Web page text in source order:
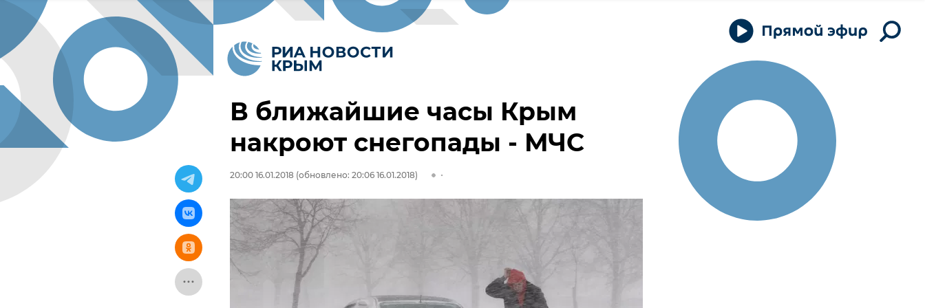
В ближайшие часы Крым
накроют снегопады - МЧС
20:00 16.01.2018 (обновлено: 20:06 16.01.2018)